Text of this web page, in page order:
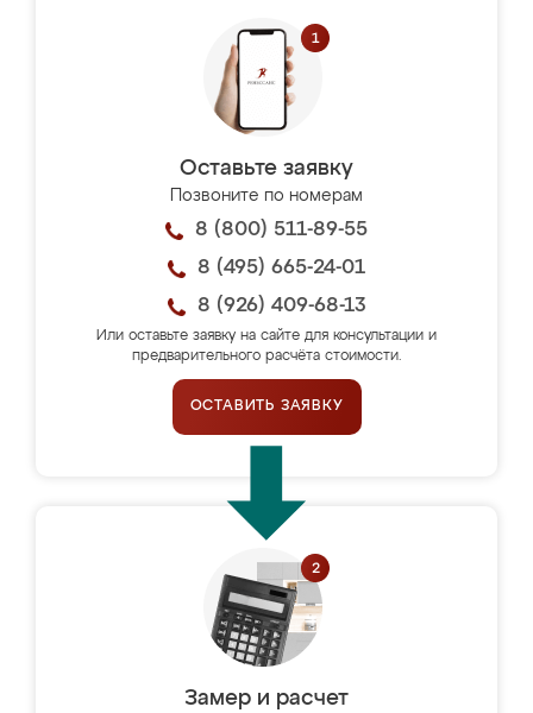
Оставьте заявку
Позвоните по номерам
8 (800) 511-89-55
8 (495) 665-24-01
8 (926) 409-68-13
Или оставьте заявку на сайте для консультации и
предварительного расчёта стоимости.
ОСТАВИТЬ ЗАЯВКУ
Замер и расчет